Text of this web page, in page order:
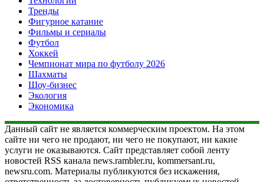
Тренды
Фигурное катание
Фильмы и сериалы
Футбол
Хоккей
Чемпионат мира по футболу 2026
Шахматы
Шоу-бизнес
Экология
Экономика
Данный сайт не является коммерческим проектом. На этом
сайте ни чего не продают, ни чего не покупают, ни какие
услуги не оказываются. Сайт представляет собой ленту
новостей RSS канала news.rambler.ru, kommersant.ru,
newsru.com. Материалы публикуются без искажения,